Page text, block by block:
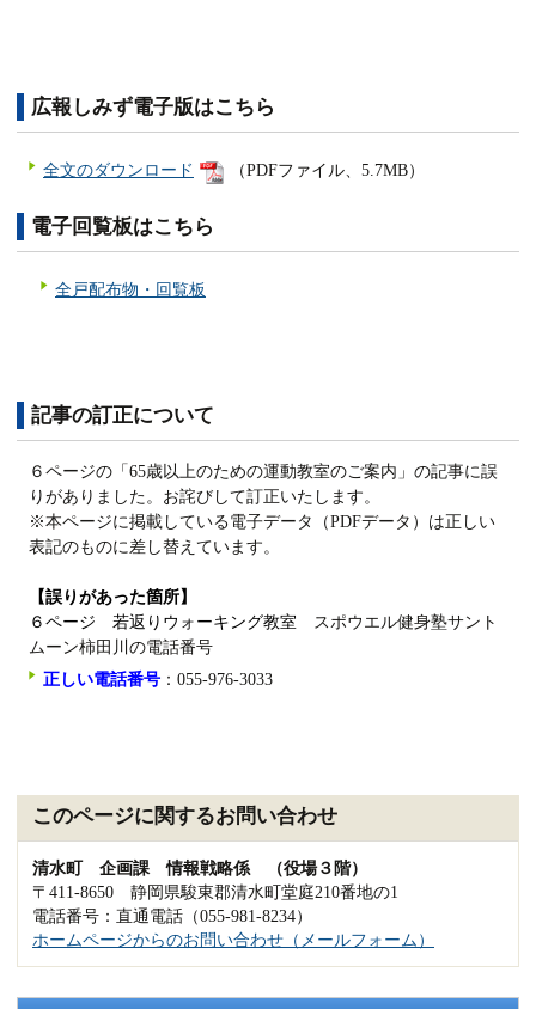
広報しみず電子版はこちら
全文のダウンロード （PDFファイル、5.7MB）
電子回覧板はこちら
全戸配布物・回覧板
記事の訂正について
６ページの「65歳以上のための運動教室のご案内」の記事に誤
りがありました。お詫びして訂正いたします。
※本ページに掲載している電子データ（PDFデータ）は正しい
表記のものに差し替えています。
【誤りがあった箇所】
６ページ 若返りウォーキング教室
スポウエル健身塾サント
ムーン柿田川の電話番号
正しい電話番号 ：055-976-3033
このページに関するお問い合わせ
清水町 企画課 情報戦略係 （役場３階）
〒411-8650 静岡県駿東郡清水町堂庭210番地の1
電話番号：直通電話（055-981-8234）
ホームページからのお問い合わせ（メールフォーム）